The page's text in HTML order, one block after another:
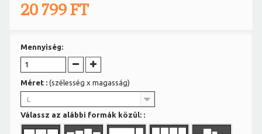
20 799 FT
Mennyiség:
Méret : (szélesség x magasság)
L
Válassz az alábbi formák közül: :